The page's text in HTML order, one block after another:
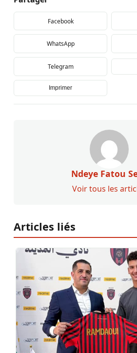
Facebook
WhatsApp
Telegram
Imprimer
Ndeye Fatou
Voir tous les
Articles liés